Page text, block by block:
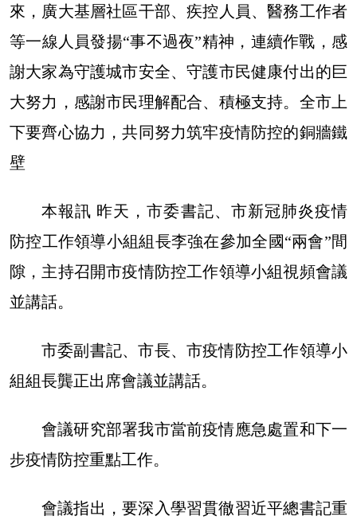
來，廣大基層社區干部、疾控人員、醫務工作者
等一線人員發揚“事不過夜”精神，連續作戰，感
謝大家為守護城市安全、守護市民健康付出的巨
大努力，感謝市民理解配合、積極支持。全市上
下要齊心協力，共同努力筑牢疫情防控的銅牆鐵
壁
本報訊 昨天，市委書記、市新冠肺炎疫情
防控工作領導小組組長李強在參加全國“兩會”間
隙，主持召開市疫情防控工作領導小組視頻會議
並講話。
市委副書記、市長、市疫情防控工作領導小
組組長龔正出席會議並講話。
會議研究部署我市當前疫情應急處置和下一
步疫情防控重點工作。
會議指出，要深入學習貫徹習近平總書記重